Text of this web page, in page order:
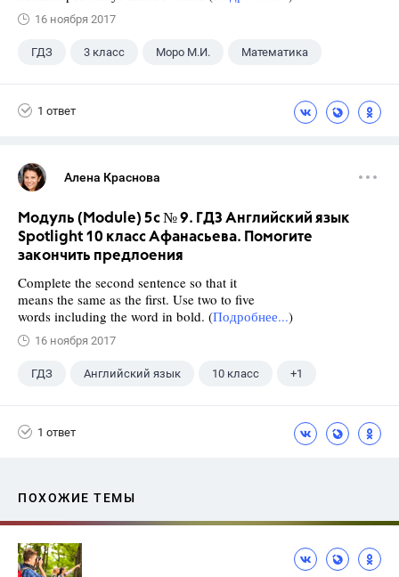
16 ноября 2017
ГДЗ 3 класс Моро М.И. Математика
1 ответ
Алена Краснова
Модуль (Module) 5c № 9. ГДЗ Английский язык
Spotlight 10 класс Афанасьева. Помогите
закончить предлоения
Complete the second sentence so that it
means the same as the first. Use two to five
words including the word in bold. (Подробнее...)
16 ноября 2017
ГДЗ Английский язык 10 класс +1
1 ответ
ПОХОЖИЕ ТЕМЫ